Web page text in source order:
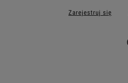
Zarejestruj się